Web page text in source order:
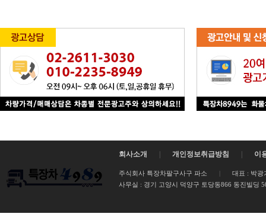
회사소개 개인정보취급방침 이
주식회사 특장차팔구사구 파소 |
대표 : 박광
사무실 : 경기 고양시 덕양구 토당동866 동진빌딩